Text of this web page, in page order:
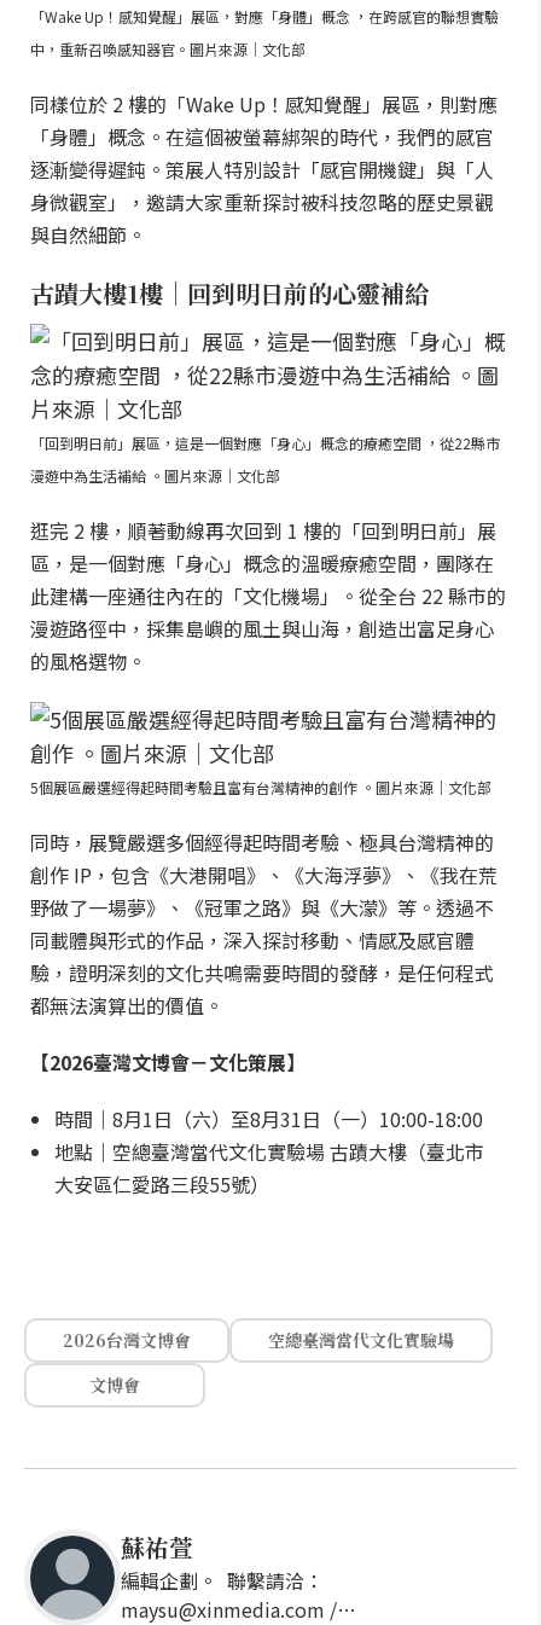
「Wake Up！感知覺醒」展區，對應「身體」概念 ，在跨感官的聯想實驗
中，重新召喚感知器官。圖片來源｜文化部
同樣位於 2 樓的「Wake Up！感知覺醒」展區，則對應
「身體」概念。在這個被螢幕綁架的時代，我們的感官
逐漸變得遲鈍。策展人特別設計「感官開機鍵」與「人
身微觀室」，邀請大家重新探討被科技忽略的歷史景觀
與自然細節。
古蹟大樓1樓｜回到明日前的心靈補給
「回到明日前」展區，這是一個對應「身心」概念的療癒空間 ，從22縣市
漫遊中為生活補給 。圖片來源｜文化部
逛完 2 樓，順著動線再次回到 1 樓的「回到明日前」展
區，是一個對應「身心」概念的溫暖療癒空間，團隊在
此建構一座通往內在的「文化機場」。從全台 22 縣市的
漫遊路徑中，採集島嶼的風土與山海，創造出富足身心
的風格選物。
5個展區嚴選經得起時間考驗且富有台灣精神的創作 。圖片來源｜文化部
同時，展覽嚴選多個經得起時間考驗、極具台灣精神的
創作 IP，包含《大港開唱》、《大海浮夢》、《我在荒
野做了一場夢》、《冠軍之路》與《大濛》等。透過不
同載體與形式的作品，深入探討移動、情感及感官體
驗，證明深刻的文化共鳴需要時間的發酵，是任何程式
都無法演算出的價值。
【2026臺灣文博會－文化策展】
時間｜8月1日（六）至8月31日（一）10:00-18:00
地點｜空總臺灣當代文化實驗場 古蹟大樓（臺北市
大安區仁愛路三段55號）
2026台灣文博會
空總臺灣當代文化實驗場
文博會
蘇祐萱
編輯企劃。 聯繫請洽：
maysu@xinmedia.com /